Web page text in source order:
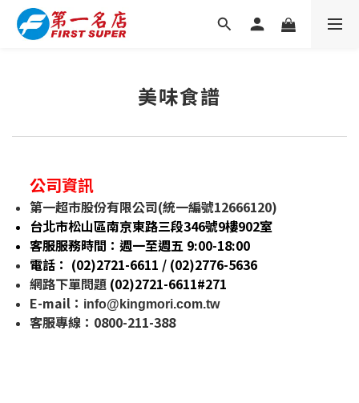
美味食譜
公司資訊
第一超市股份有限公司(統一編號12666120)
台北市松山區南京東路三段346號9樓902室
客服服務時間：週一至週五 9:00-18:00
電話： (02)2721-6611 / (02)2776-5636
網路下單問題 (02)2721-6611#271
E-mail ： info@kingmori.com.tw
客服專線：0800-211-388